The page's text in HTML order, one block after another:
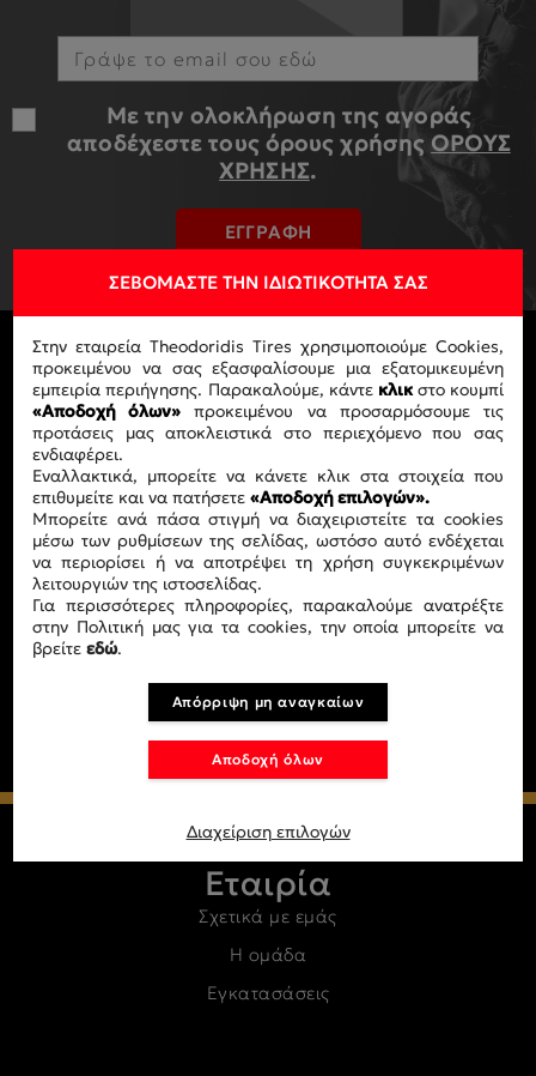
Με την ολοκλήρωση της αγοράς
αποδέχεστε τους όρους χρήσης ΟΡΟΥΣ
ΧΡΗΣΗΣ.
ΕΓΓΡΑΦΗ
Εταιρία
Σχετικά με εμάς
Η ομάδα
Εγκατασάσεις
ΣΕΒΌΜΑΣΤΕ ΤΗΝ ΙΔΙΩΤΙΚΌΤΗΤΆ ΣΑΣ
Στην εταιρεία Theodoridis Tires χρησιμοποιούμε Cookies,
προκειμένου να σας εξασφαλίσουμε μια εξατομικευμένη
εμπειρία περιήγησης. Παρακαλούμε, κάντε κλικ στο κουμπί
«Αποδοχή όλων» προκειμένου να προσαρμόσουμε τις
προτάσεις μας αποκλειστικά στο περιεχόμενο που σας
ενδιαφέρει.
Εναλλακτικά, μπορείτε να κάνετε κλικ στα στοιχεία που
επιθυμείτε και να πατήσετε«Αποδοχή επιλογών».
Μπορείτε ανά πάσα στιγμή να διαχειριστείτε τα cookies
μέσω των ρυθμίσεων της σελίδας, ωστόσο αυτό ενδέχεται
να περιορίσει ή να αποτρέψει τη χρήση συγκεκριμένων
λειτουργιών της ιστοσελίδας.
Για περισσότερες πληροφορίες, παρακαλούμε ανατρέξτε
στην Πολιτική μας για τα cookies, την οποία μπορείτε να
βρείτεεδώ.
Απόρριψη μη αναγκαίων
Αποδοχή όλων
Διαχείριση επιλογών